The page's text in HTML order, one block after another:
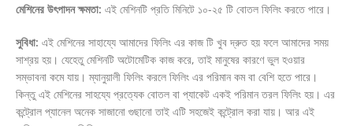
মেশিনের উৎপাদন ক্ষমতা: এই মেশিনটি প্রতি মিনিটে ১০-২৫ টি বোতল ফিলিং করতে পারে।
সুবিধা: এই মেশিনের সাহায্যে আমাদের ফিলিং এর কাজ টি খুব দ্রুত হয় ফলে আমাদের সময়
সাশ্রয় হয়। যেহেতু মেশিনটি অটোমেটিক কাজ করে, তাই মানুষের কারণে ভুল হওয়ার
সম্ভাবনা কমে যায়। ম্যানুয়ালী ফিলিং করলে ফিলিং এর পরিমান কম বা বেশি হতে পারে।
কিন্তু এই মেশিনের সাহয্যে প্রত্যেক বোতল বা প্যাকেট একই পরিমান তরল ফিলিং হয়। এর
কন্ট্রোল প্যানেল অনেক সাজানো গুছানো তাই এটি সহজেই কন্ট্রোল করা যায়। আর এই